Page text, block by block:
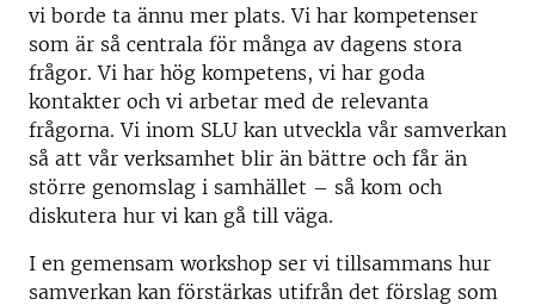
vi borde ta ännu mer plats. Vi har kompetenser
som är så centrala för många av dagens stora
frågor. Vi har hög kompetens, vi har goda
kontakter och vi arbetar med de relevanta
frågorna. Vi inom SLU kan utveckla vår samverkan
så att vår verksamhet blir än bättre och får än
större genomslag i samhället – så kom och
diskutera hur vi kan gå till väga.
I en gemensam workshop ser vi tillsammans hur
samverkan kan förstärkas utifrån det förslag som